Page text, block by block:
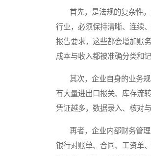
首先，是法规的复杂性。
行业，必须保持清晰、连续
报告要求，这些都会增加账
成本与收入都被准确分类和记
其次，企业自身的业务规
有大量进出口报关、库存流
凭证越多，数据录入、核对
再者，企业内部财务管理
银行对账单、合同、工资单